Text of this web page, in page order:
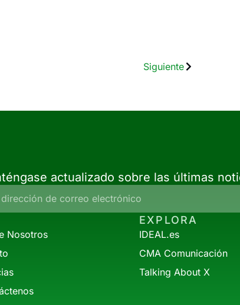
Siguiente
actualizado sobre las últimas
Nosotros
EXPLORA
IDEAL.es
CMA Comunicación
Talking About X